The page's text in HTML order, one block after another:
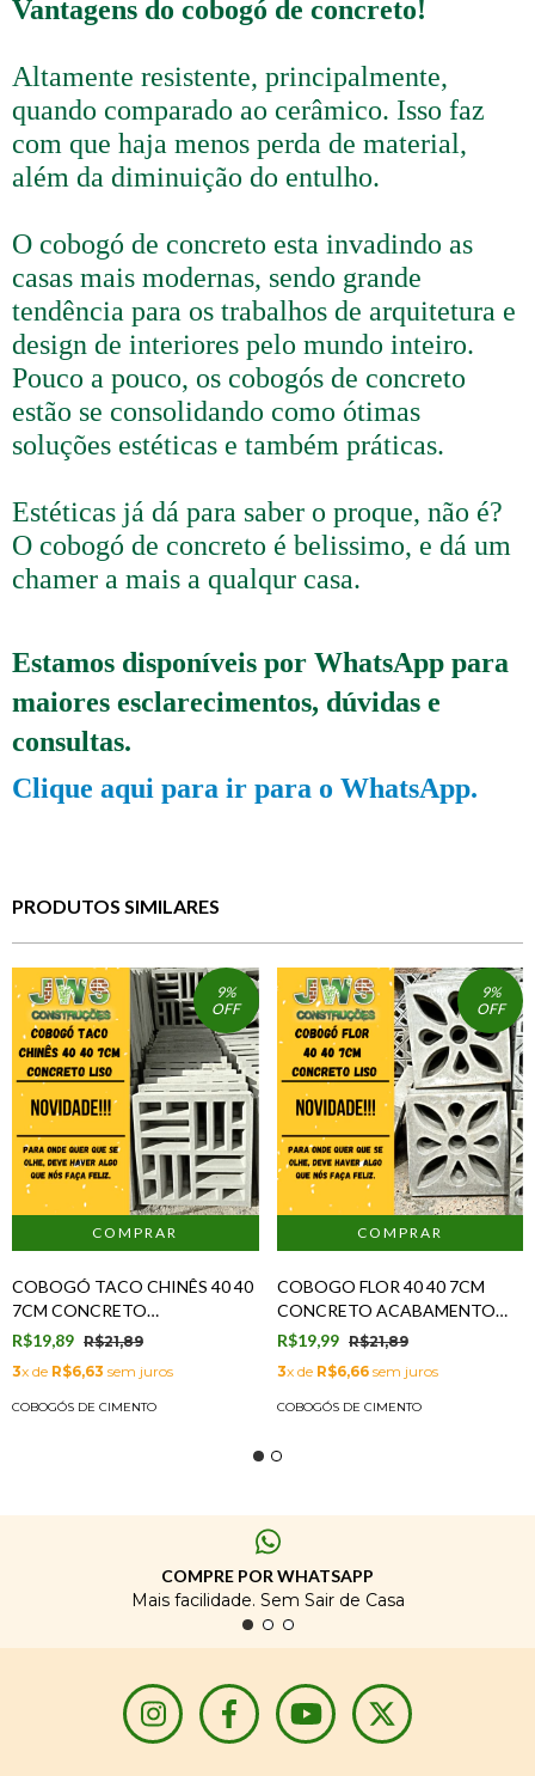
Vantagens do cobogó de concreto!
Altamente resistente, principalmente,
quando comparado ao cerâmico. Isso faz
com que haja menos perda de material,
além da diminuição do entulho.
O cobogó de concreto esta invadindo as
casas mais modernas, sendo grande
tendência para os trabalhos de arquitetura e
design de interiores pelo mundo inteiro.
Pouco a pouco, os cobogós de concreto
estão se consolidando como ótimas
soluções estéticas e também práticas.
Estéticas já dá para saber o proque, não é?
O cobogó de concreto é belissimo, e dá um
chamer a mais a qualqur casa.
Estamos disponíveis por WhatsApp para
maiores esclarecimentos, dúvidas e
consultas.
Clique aqui para ir para o WhatsApp.
PRODUTOS SIMILARES
9%
OFF
COBOGÓ TACO CHINÊS 40 40
7CM CONCRETO
ACABAMENTO LISO
R$19,89 R$21,89
3x de R$6,63 sem juros
COBOGÓS DE CIMENTO
9%
OFF
COBOGO FLOR 40 40 7CM
CONCRETO ACABAMENTO
LISO
R$19,99 R$21,89
3x de R$6,66sem juros
COBOGÓS DE CIMENTO
COMPRE POR WHATSAPP
Mais facilidade. Sem Sair de Casa